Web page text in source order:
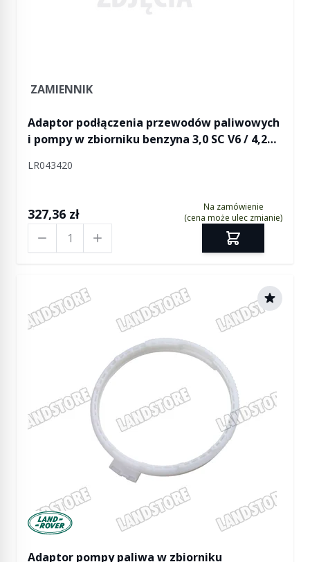
ZAMIENNIK
Adaptor podłączenia przewodów paliwowych
i pompy w zbiorniku benzyna 3,0 SC V6 / 4,2
LR043420
327,36 zł
Na zamówienie
(cena może ulec zmianie)
Manufactured by Land rover
Adaptor pompy paliwa w zbiorniku